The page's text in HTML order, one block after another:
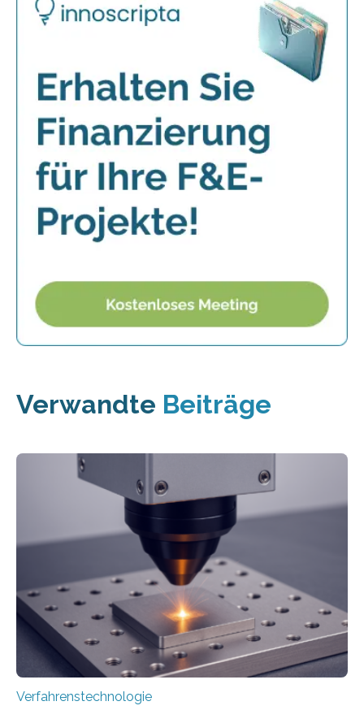
Verwandte Beiträge
Verfahrenstechnologie